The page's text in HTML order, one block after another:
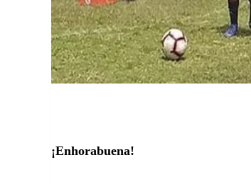
¡Enhorabuena!